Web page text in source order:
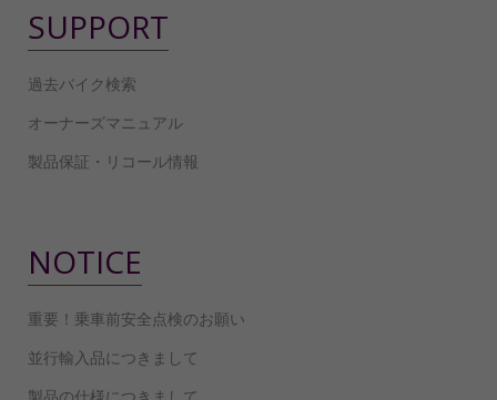
SUPPORT
過去バイク検索
オーナーズマニュアル
製品保証・リコール情報
NOTICE
重要！乗車前安全点検のお願い
並行輸入品につきまして